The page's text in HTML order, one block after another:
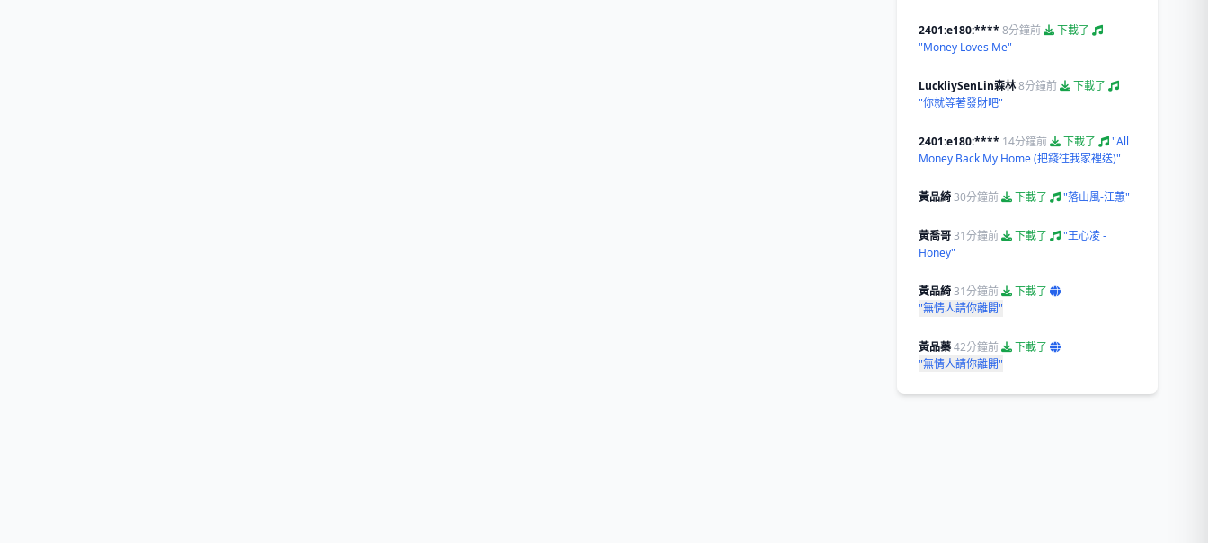
2401:e180:**** 8分鐘前
下載了
"Money Loves Me"
LuckliySenLin森林8分鐘前
下載了
"你就等著發財吧"
2401:e180:**** 14分鐘前 下載了
"All
Money Back My Home (把錢往我家裡送)"
黃品綺30分鐘前 下載了 "落山風-江蕙"
黃喬哥31分鐘前 下載了
"王心凌 -
Honey"
黃品綺31分鐘前
下載了
"無情人請你離開"
黃品蓁42分鐘前
下載了
"無情人請你離開"